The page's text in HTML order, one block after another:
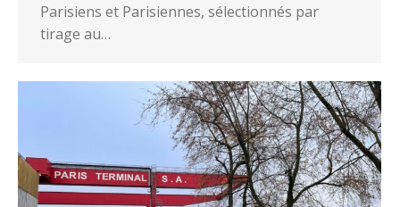
Parisiens et Parisiennes, sélectionnés par
tirage au…